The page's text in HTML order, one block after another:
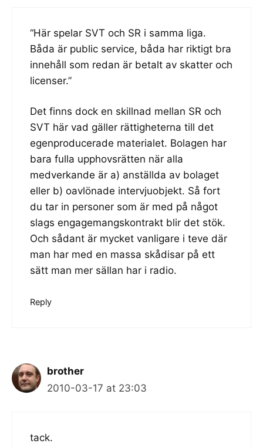
“Här spelar SVT och SR i samma liga.
Båda är public service, båda har riktigt bra
innehåll som redan är betalt av skatter och
licenser.”
Det finns dock en skillnad mellan SR och
SVT här vad gäller rättigheterna till det
egenproducerade materialet. Bolagen har
bara fulla upphovsrätten när alla
medverkande är a) anställda av bolaget
eller b) oavlönade intervjuobjekt. Så fort
du tar in personer som är med på något
slags engagemangskontrakt blir det stök.
Och sådant är mycket vanligare i teve där
man har med en massa skådisar på ett
sätt man mer sällan har i radio.
Reply
brother
2010-03-17 at 23:03
tack.